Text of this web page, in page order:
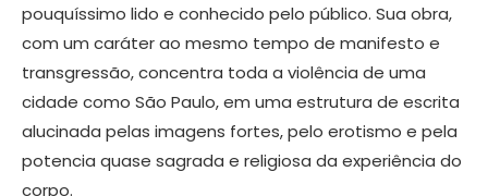
pouquíssimo lido e conhecido pelo público. Sua obra,
com um caráter ao mesmo tempo de manifesto e
transgressão, concentra toda a violência de uma
cidade como São Paulo, em uma estrutura de escrita
alucinada pelas imagens fortes, pelo erotismo e pela
potencia quase sagrada e religiosa da experiência do
corpo.